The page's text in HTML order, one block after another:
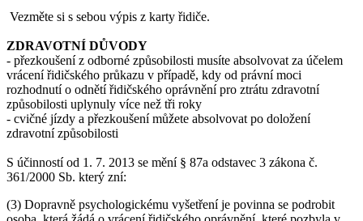
Vezměte si s sebou výpis z karty řidiče.
ZDRAVOTNÍ DŮVODY
- přezkoušení z odborné způsobilosti musíte absolvovat za účelem
vrácení řidičského průkazu v případě, kdy od právní moci
rozhodnutí o odnětí řidičského oprávnění pro ztrátu zdravotní
způsobilosti uplynuly více než tři roky
- cvičné jízdy a přezkoušení můžete absolvovat po doložení
zdravotní způsobilosti
S účinností od 1. 7. 2013 se mění § 87a odstavec 3 zákona č.
361/2000 Sb. který zní:
(3) Dopravně psychologickému vyšetření je povinna se podrobit